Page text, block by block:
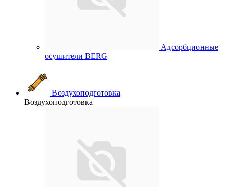
Адсорбционные
осушители BERG
Воздухоподготовка
Воздухоподготовка